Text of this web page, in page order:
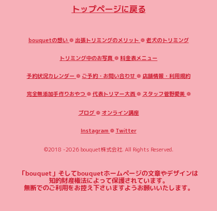
トップページに戻る
bouquetの想い ❁ 出張トリミングのメリット ❁老犬のトリミング
トリミング中のお写真 ❁料金表メニュー
予約状況カレンダー ❁ ご予約・お問い合わせ ❁ 店舗情報・利用規約
完全無添加手作りおやつ ❁代表トリマー大西❁ スタッフ菅野愛美 ❁
ブログ❁ オンライン講座
Instagram ❁Twitter
©2018 -2026 bouquet株式会社. All Rights Reserved.
「bouquet」そしてbouquetホームページの文章やデザインは
知的財産権法によって保護されています。
無断でのご利用をお控え下さいますようお願いいたします。